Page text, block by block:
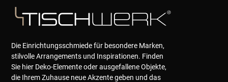
Die Einrichtungsschmiede für besondere Marken,
stilvolle Arrangements und Inspirationen. Finden
Sie hier Deko-Elemente oder ausgefallene Objekte,
die Ihrem Zuhause neue Akzente geben und das